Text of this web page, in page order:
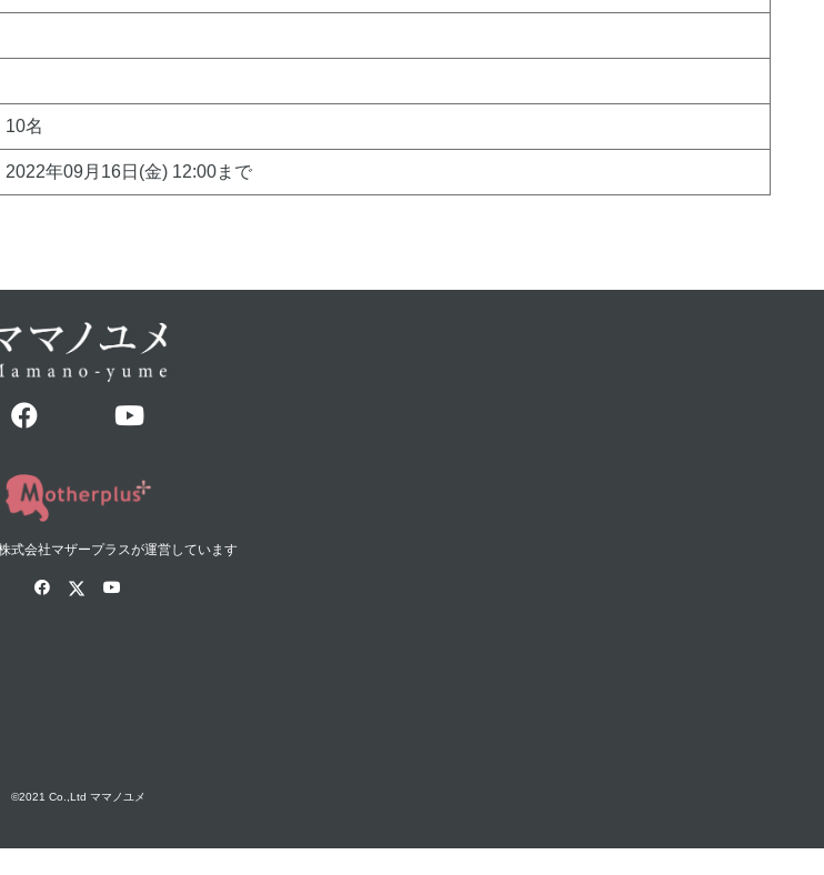
10名
年09月16日(金) 12:00まで
式会社マザープラスが運営しています
©2021 Co.,Ltd ママノユメ